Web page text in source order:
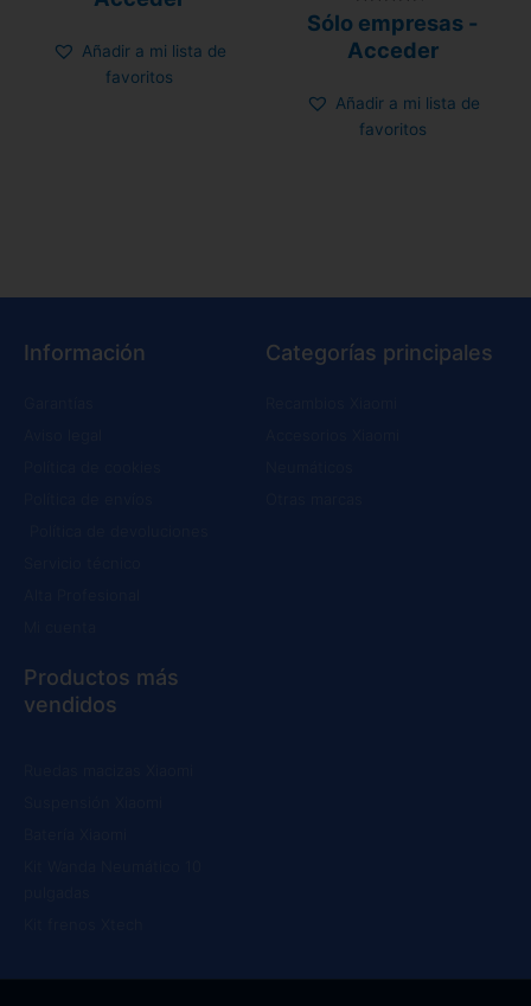
Añadir a mi lista de
favoritos
con
de 5
Sólo empresas -
Acceder
Añadir a mi lista de
favoritos
Información Categorías principales
Productos más
vendidos